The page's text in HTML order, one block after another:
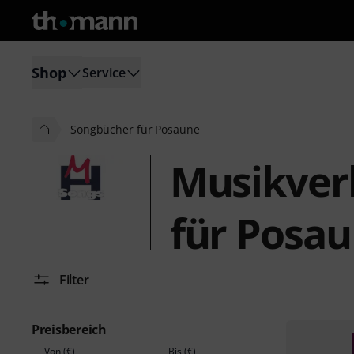
Shop Service
Songbücher für Posaune
für
Filter
Preisbereich
Von (€) Bis (€)